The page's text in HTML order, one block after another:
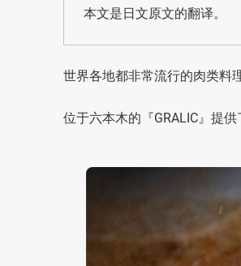
本文是日文原文的翻译。
世界各地都非常流行的肉类料
位于六本木的『GRALIC』提